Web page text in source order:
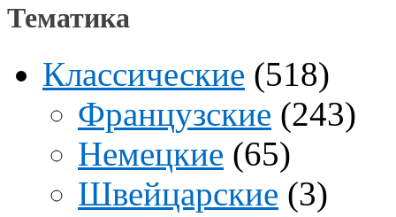
Тематика
Классические (518)
Французские (243)
Немецкие (65)
Швейцарские (3)